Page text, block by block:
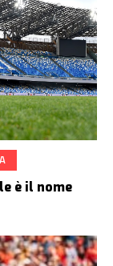
è il nome